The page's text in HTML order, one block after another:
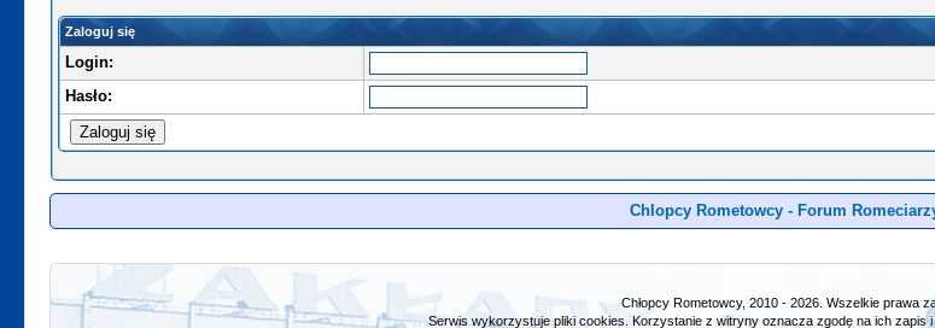
Zaloguj się
Login:
Hasło:
Chlopcy Rometowcy - Forum
Chłopcy Rometowcy, 2010 - 2026. Wszelkie prawa
Serwis wykorzystuje pliki cookies. Korzystanie z witryny oznacza zgodę na ich zapis